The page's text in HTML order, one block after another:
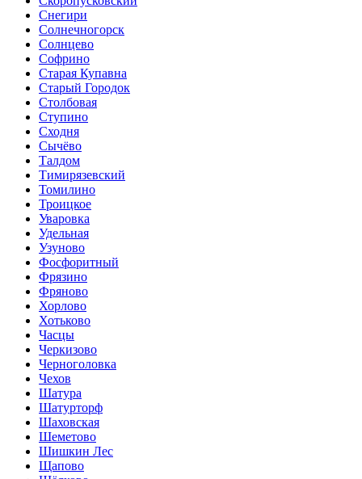
Снегири
Солнечногорск
Солнцево
Софрино
Старая Купавна
Старый Городок
Столбовая
Ступино
Сходня
Сычёво
Талдом
Тимирязевский
Томилино
Троицкое
Уваровка
Удельная
Узуново
Фосфоритный
Фрязино
Фряново
Хорлово
Хотьково
Часцы
Черкизово
Черноголовка
Чехов
Шатура
Шатурторф
Шаховская
Шеметово
Шишкин Лес
Щапово